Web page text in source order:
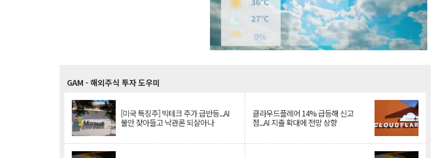
GAM - 해외주식 투자 도우미
[미국 특징주] 빅테크 주가 급반등...AI
불안 잦아들고 낙관론 되살아나
클라우드플레어 14% 급등해 신고
점...AI 지출 확대에 전망 상향